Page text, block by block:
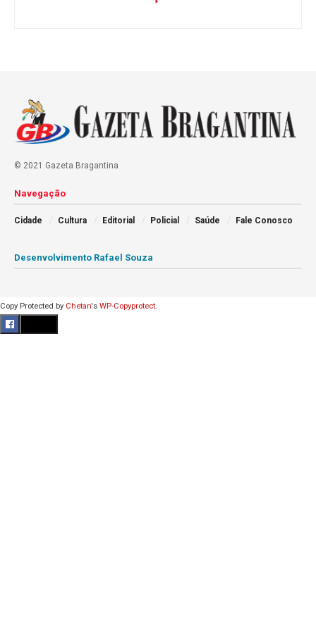
© 2021 Gazeta Bragantina
Navegação
Cidade Cultura Editorial Policial Saúde Fale Conosco
Desenvolvimento Rafael Souza
Copy Protected by Chetan's WP-Copyprotect.